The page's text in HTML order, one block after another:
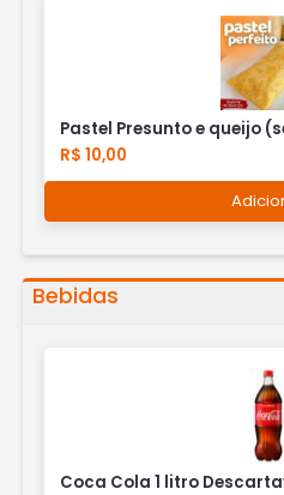
Pastel Presunto e queijo
R$ 10,00
Bebidas
Coca Cola 1 litro